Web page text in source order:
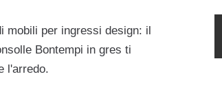
mobili per ingressi design: il
Bontempi in gres ti
l'arredo.